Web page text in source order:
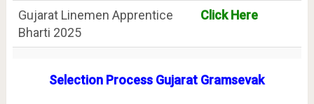
Gujarat Linemen Apprentice
Bharti 2025
Click Here
Selection Process Gujarat Gramsevak